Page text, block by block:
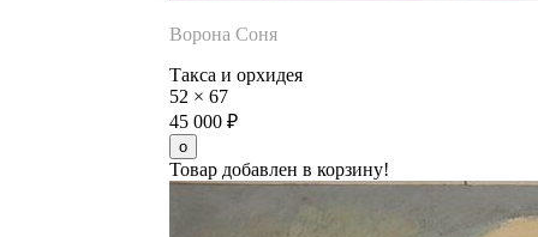
Ворона Соня
Такса и орхидея
52 × 67
45 000 ₽
Товар добавлен в корзину!